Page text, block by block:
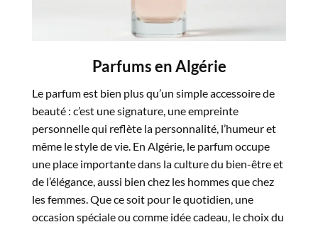
Parfums en Algérie
Le parfum est bien plus qu’un simple accessoire de
beauté : c’est une signature, une empreinte
personnelle qui reflète la personnalité, l’humeur et
même le style de vie. En Algérie, le parfum occupe
une place importante dans la culture du bien-être et
de l’élégance, aussi bien chez les hommes que chez
les femmes. Que ce soit pour le quotidien, une
occasion spéciale ou comme idée cadeau, le choix du